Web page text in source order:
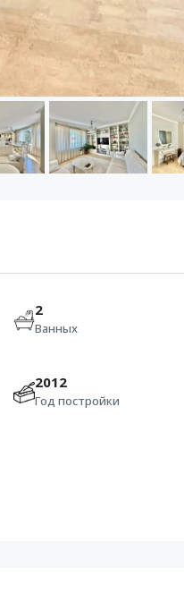
2
Ванных
2012
Год постройки